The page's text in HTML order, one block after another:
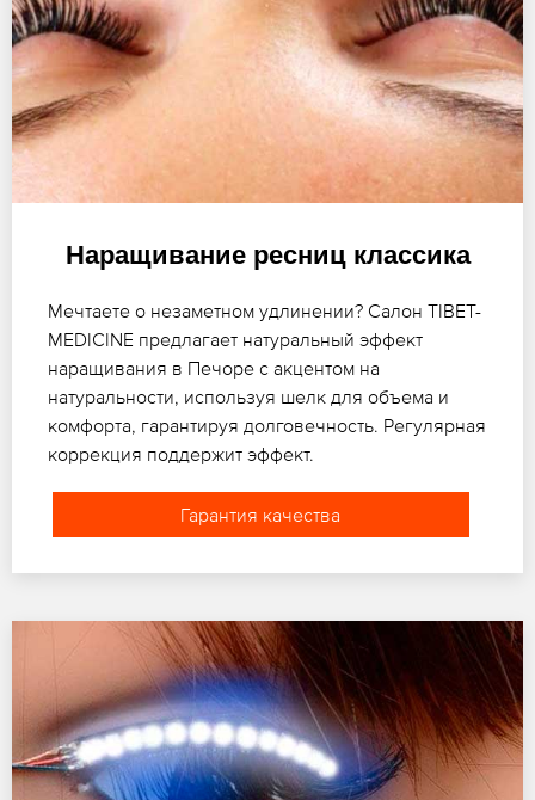
Наращивание ресниц классика
Мечтаете о незаметном удлинении? Салон TIBET-
MEDICINE предлагает натуральный эффект
наращивания в Печоре с акцентом на
натуральности, используя шелк для объема и
комфорта, гарантируя долговечность. Регулярная
коррекция поддержит эффект.
Гарантия качества